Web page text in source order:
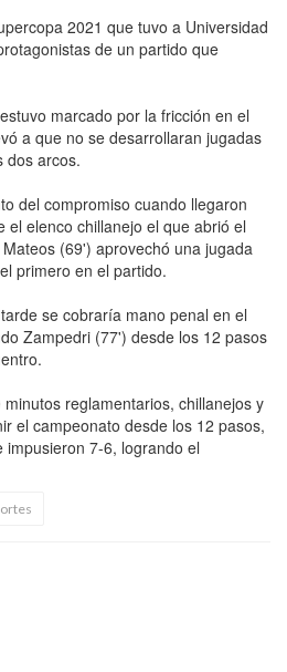
2021 que tuvo a Universidad
de un partido que
marcado por la fricción en el
a que no se desarrollaran jugadas
dos arcos.
del compromiso cuando llegaron
el elenco chillanejo el que abrió el
(69') aprovechó una jugada
primero en el partido.
se cobraría mano penal en el
Zampedri (77') desde los 12 pasos
reglamentarios, chillanejos y
el campeonato desde los 12 pasos,
7-6, logrando el